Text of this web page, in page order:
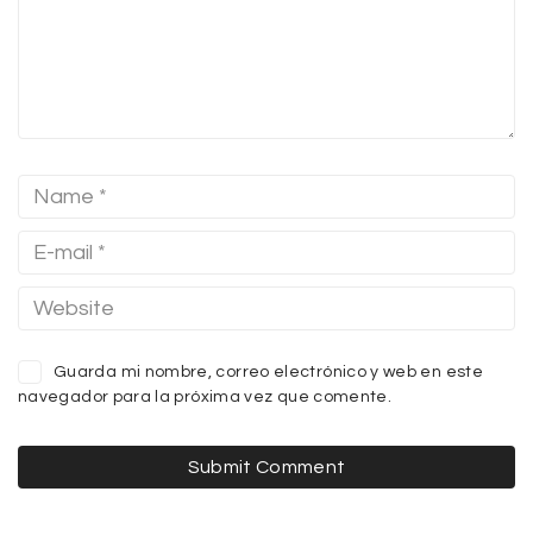
Guarda mi nombre, correo electrónico y web en este
navegador para la próxima vez que comente.